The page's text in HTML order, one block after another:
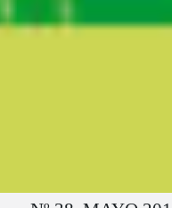
Ruta del sitio